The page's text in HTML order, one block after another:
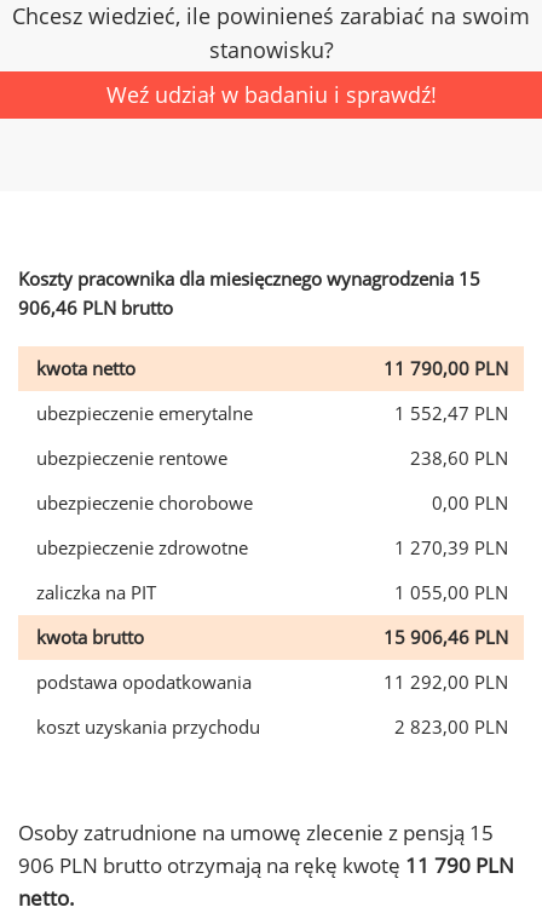
Chcesz wiedzieć, ile powinieneś zarabiać na swoim
stanowisku?
Weź udział w badaniu i sprawdź!
Koszty pracownika dla miesięcznego wynagrodzenia 15
906,46 PLN brutto
kwota netto
11 790,00 PLN
ubezpieczenie emerytalne
1 552,47 PLN
ubezpieczenie rentowe
238,60 PLN
ubezpieczenie chorobowe
0,00 PLN
ubezpieczenie zdrowotne
1 270,39 PLN
zaliczka na PIT
1 055,00 PLN
kwota brutto
15 906,46 PLN
podstawa opodatkowania
11 292,00 PLN
koszt uzyskania przychodu
2 823,00 PLN
Osoby zatrudnione na umowę zlecenie z pensją 15
906 PLN brutto otrzymają na rękę kwotę 11 790 PLN
netto.